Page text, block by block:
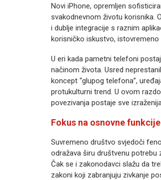
Novi iPhone, opremljen
svakodnevnom životu korisnika.
i dublje integracije s raznim
korisničko iskustvo, istovremeno
U eri kada pametni telefoni
načinom života. Usred
koncept “glupog telefona”,
protukulturni trend. U ovom
povezivanja postaje sve
Fokus na osnovne
Suvremeno društvo svjedoči
odražava širu društvenu
Čak se i zakonodavci slažu da
zakoni koji zabranjuju zivkanje